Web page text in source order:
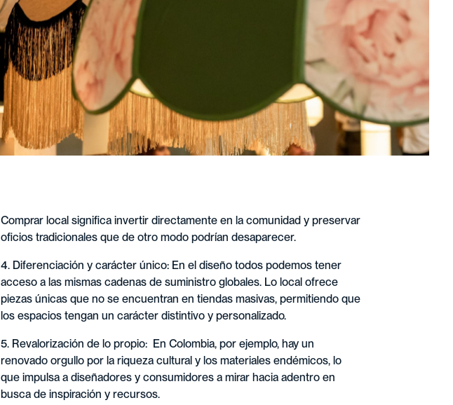
Comprar local significa invertir directamente en la comunidad y preservar
oficios tradicionales que de otro modo podrían desaparecer.
4. Diferenciación y carácter único: En el diseño todos podemos tener
acceso a las mismas cadenas de suministro globales. Lo local ofrece
piezas únicas que no se encuentran en tiendas masivas, permitiendo que
los espacios tengan un carácter distintivo y personalizado.
5. Revalorización de lo propio: En Colombia, por ejemplo, hay un
renovado orgullo por la riqueza cultural y los materiales endémicos, lo
que impulsa a diseñadores y consumidores a mirar hacia adentro en
busca de inspiración y recursos.